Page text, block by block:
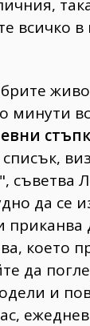
всичко
минути
съветва
да се
което
да
и